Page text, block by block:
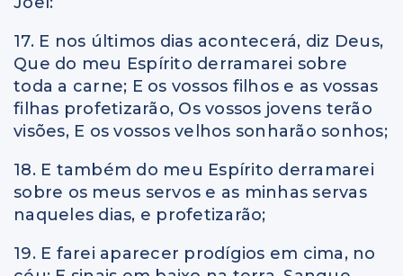
17. E nos últimos dias acontecerá, diz Deus,
Que do meu Espírito derramarei sobre
toda a carne; E os vossos filhos e as vossas
filhas profetizarão, Os vossos jovens terão
visões, E os vossos velhos sonharão sonhos;
18. E também do meu Espírito derramarei
sobre os meus servos e as minhas servas
naqueles dias, e profetizarão;
19. E farei aparecer prodígios em cima, no